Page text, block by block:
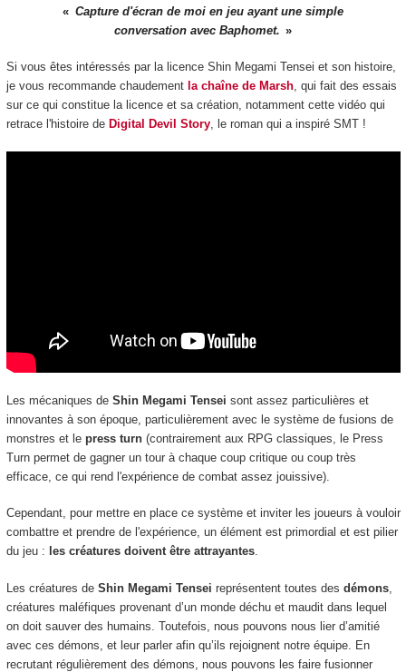
Capture d'écran de moi en jeu ayant une simple
conversation avec Baphomet.
Si vous êtes intéressés par la licence Shin Megami Tensei et son histoire,
je vous recommande chaudement la chaîne de Marsh, qui fait des essais
sur ce qui constitue la licence et sa création, notamment cette vidéo qui
retrace l'histoire de Digital Devil Story, le roman qui a inspiré SMT !
Les mécaniques de Shin Megami Tensei sont assez particulières et
innovantes à son époque, particulièrement avec le système de fusions de
monstres et le press turn(contrairement aux RPG classiques, le Press
Turn permet de gagner un tour à chaque coup critique ou coup très
efficace, ce qui rend l'expérience de combat assez jouissive).
Cependant, pour mettre en place ce système et inviter les joueurs à vouloir
combattre et prendre de l'expérience, un élément est primordial et est pilier
du jeu : les créatures doivent être attrayantes.
Les créatures de Shin Megami Tensei représentent toutes des démons,
créatures maléfiques provenant d’un monde déchu et maudit dans lequel
on doit sauver des humains. Toutefois, nous pouvons nous lier d’amitié
avec ces démons, et leur parler afin qu’ils rejoignent notre équipe. En
recrutant régulièrement des démons, nous pouvons les faire fusionner